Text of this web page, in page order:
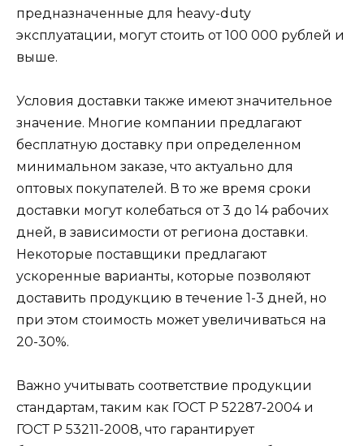
предназначенные для heavy-duty
эксплуатации, могут стоить от 100 000 рублей и
выше.
Условия доставки также имеют значительное
значение. Многие компании предлагают
бесплатную доставку при определенном
минимальном заказе, что актуально для
оптовых покупателей. В то же время сроки
доставки могут колебаться от 3 до 14 рабочих
дней, в зависимости от региона доставки.
Некоторые поставщики предлагают
ускоренные варианты, которые позволяют
доставить продукцию в течение 1-3 дней, но
при этом стоимость может увеличиваться на
20-30%.
Важно учитывать соответствие продукции
стандартам, таким как ГОСТ Р 52287-2004 и
ГОСТ Р 53211-2008, что гарантирует